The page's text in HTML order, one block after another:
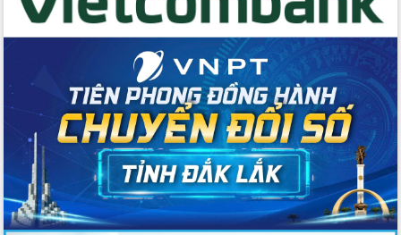
Hội nghị lần thứ nhất Ban Chỉ đạo
công tác bầu cử tỉnh Đắk Lắk
Hội nghị UBND tỉnh thường kỳ tháng
Kỳ họp chuyên đề lần thứ Ba, HĐND
tỉnh khóa X
Bí thư Tỉnh ủy Lương Nguyễn Minh
Triết kiểm tra việc thực hiện chống
khai thác IUU
Hội thảo chuyên đề “Hành trình xuất
khẩu nông sản Việt Nam qua thương
mại điện tử cùng Amazon”